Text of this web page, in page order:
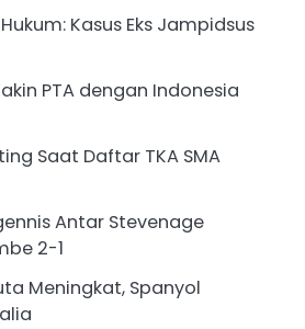
Kasus Eks Jampidsus
PTA dengan Indonesia
Saat Daftar TKA SMA
Antar Stevenage
2-1
Meningkat, Spanyol